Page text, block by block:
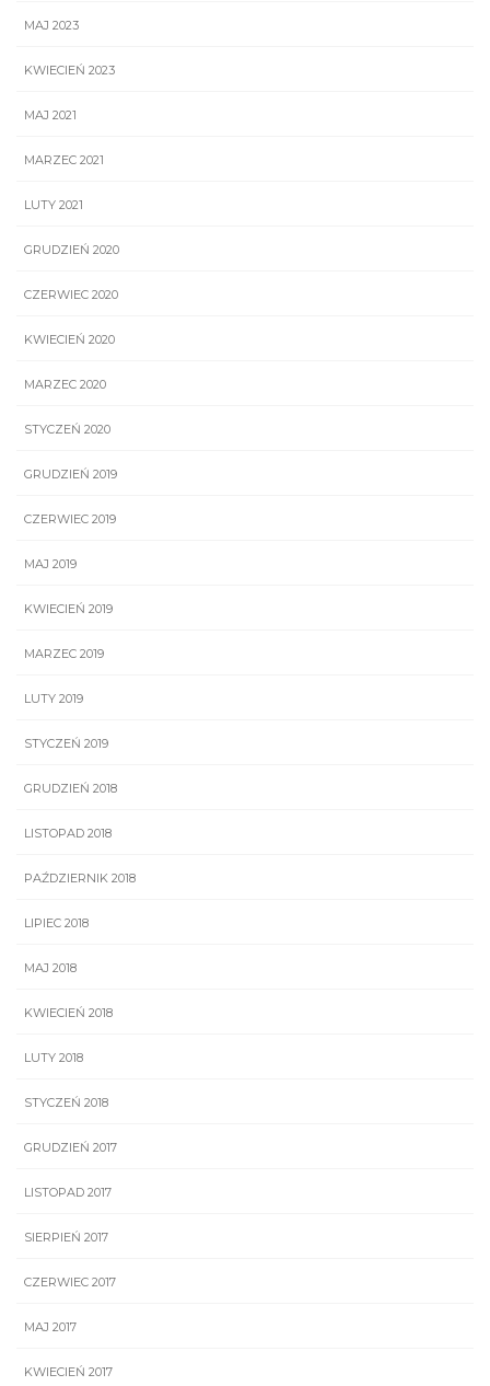
MAJ 2023
KWIECIEŃ 2023
MAJ 2021
MARZEC 2021
LUTY 2021
GRUDZIEŃ 2020
CZERWIEC 2020
KWIECIEŃ 2020
MARZEC 2020
STYCZEŃ 2020
GRUDZIEŃ 2019
CZERWIEC 2019
MAJ 2019
KWIECIEŃ 2019
MARZEC 2019
LUTY 2019
STYCZEŃ 2019
GRUDZIEŃ 2018
LISTOPAD 2018
PAŹDZIERNIK 2018
LIPIEC 2018
MAJ 2018
KWIECIEŃ 2018
LUTY 2018
STYCZEŃ 2018
GRUDZIEŃ 2017
LISTOPAD 2017
SIERPIEŃ 2017
CZERWIEC 2017
MAJ 2017
KWIECIEŃ 2017